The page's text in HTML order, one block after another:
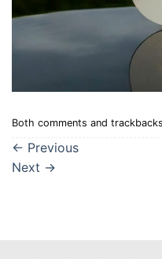
Both comments and
← Previous
Next →